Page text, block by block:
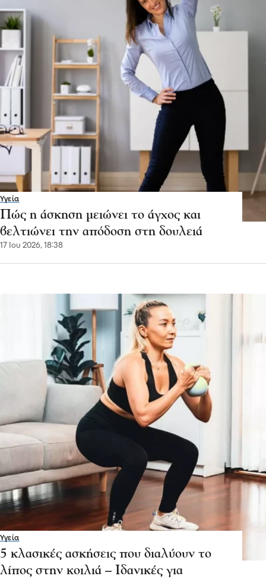
Υγεία
Πώς η άσκηση μειώνει το άγχος και
βελτιώνει την απόδοση στη δουλειά
17 Ιου 2026, 18:38
Υγεία
5 κλασικές ασκήσεις που διαλύουν το
λίπος στην κοιλιά – Ιδανικές για